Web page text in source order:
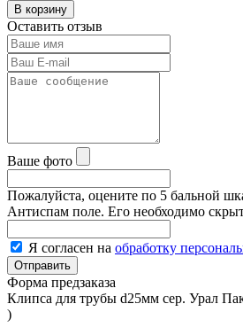
В корзину
Оставить отзыв
Ваше фото
Пожалуйста, оцените по 5 бальной
Антиспам поле. Его необходимо
Я согласен на обработку
Форма предзаказа
Клипса для трубы d25мм сер. Урал
)